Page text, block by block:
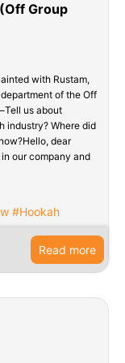
Group
with Rustam,
of the Off
us about
industry? Where did
dear
our company and
#Hookah
Read more